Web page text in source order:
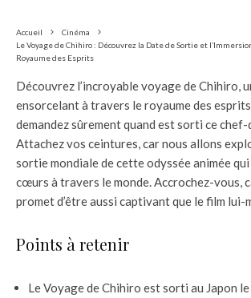
Accueil
Cinéma
Le Voyage de Chihiro : Découvrez la Date de Sortie et
Royaume des Esprits
Découvrez l’incroyable voyage de Chihiro,
ensorcelant à travers le royaume des
demandez sûrement quand est sorti ce chef-
Attachez vos ceintures, car nous allons
sortie mondiale de cette odyssée animée qui
cœurs à travers le monde. Accrochez-vous,
promet d’être aussi captivant que le film lui-
Points à retenir
Le Voyage de Chihiro est sorti au Japon